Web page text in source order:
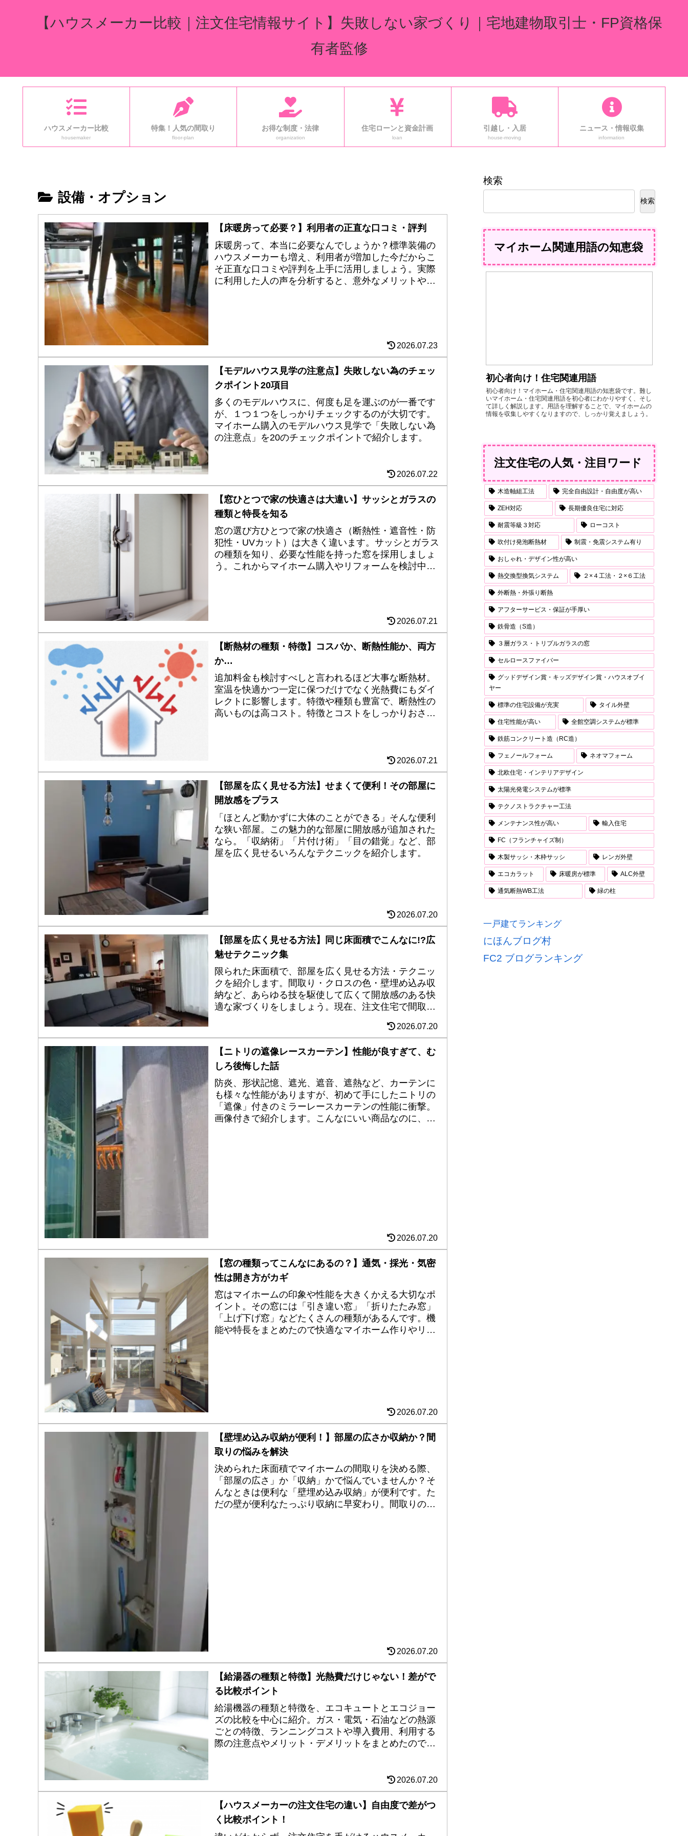
【ハウスメーカー比較｜注文住宅情報サイト】失敗しない家づくり｜宅地建物取引士・FP資格保
有者監修
ハウスメーカー比較
housemaker
特集！人気の間取り
floor-plan
お得な制度・法律
organization
住宅ローンと資金計画
loan
引越し・入居
house-moving
ニュース・情報収集
information
設備・オプション
【床暖房って必要？】利用者の正直な口コミ・評判
床暖房って、本当に必要なんでしょうか？標準装備の
ハウスメーカーも増え、利用者が増加した今だからこ
そ正直な口コミや評判を上手に活用しましょう。実際
に利用した人の声を分析すると、意外なメリットやデ
2026.07.23
【モデルハウス見学の注意点】失敗しない為のチェッ
クポイント20項目
多くのモデルハウスに、何度も足を運ぶのが一番です
が、１つ１つをしっかりチェックするのが大切です。
マイホーム購入のモデルハウス見学で「失敗しない為
の注意点」を20のチェックポイントで紹介します。
2026.07.22
【窓ひとつで家の快適さは大違い】サッシとガラスの
種類と特長を知る
窓の選び方ひとつで家の快適さ（断熱性・遮音性・防
犯性・UVカット）は大きく違います。サッシとガラス
の種類を知り、必要な性能を持った窓を採用しましょ
う。これからマイホーム購入やリフォームを検討中の
2026.07.21
【断熱材の種類・特徴】コスパか、断熱性能か、両方
か…
追加料金も検討すべしと言われるほど大事な断熱材。
室温を快適かつ一定に保つだけでなく光熱費にもダイ
レクトに影響します。特徴や種類も豊富で、断熱性の
高いものは高コスト。特徴とコストをしっかりおさえ
2026.07.21
【部屋を広く見せる方法】せまくて便利！その部屋に
開放感をプラス
「ほとんど動かずに大体のことができる」そんな便利
な狭い部屋。この魅力的な部屋に開放感が追加された
なら。「収納術」「片付け術」「目の錯覚」など、部
屋を広く見せるいろんなテクニックを紹介します。
2026.07.20
【部屋を広く見せる方法】同じ床面積でこんなに!?広
魅せテクニック集
限られた床面積で、部屋を広く見せる方法・テクニッ
クを紹介します。間取り・クロスの色・壁埋め込み収
納など、あらゆる技を駆使して広くて開放感のある快
適な家づくりをしましょう。現在、注文住宅で間取り
2026.07.20
【ニトリの遮像レースカーテン】性能が良すぎて、む
しろ後悔した話
防炎、形状記憶、遮光、遮音、遮熱など、カーテンに
も様々な性能がありますが、初めて手にしたニトリの
「遮像」付きのミラーレースカーテンの性能に衝撃。
画像付きで紹介します。こんなにいい商品なのに、な
2026.07.20
【窓の種類ってこんなにあるの？】通気・採光・気密
性は開き方がカギ
窓はマイホームの印象や性能を大きくかえる大切なポ
イント。その窓には「引き違い窓」「折りたたみ窓」
「上げ下げ窓」などたくさんの種類があるんです。機
能や特長をまとめたので快適なマイホーム作りやリフ
2026.07.20
【壁埋め込み収納が便利！】部屋の広さか収納か？間
取りの悩みを解決
決められた床面積でマイホームの間取りを決める際、
「部屋の広さ」か「収納」かで悩んでいませんか？そ
んなときは便利な「壁埋め込み収納」が便利です。た
だの壁が便利なたっぷり収納に早変わり。間取りの悩
2026.07.20
【給湯器の種類と特徴】光熱費だけじゃない！差がで
る比較ポイント
給湯機器の種類と特徴を、エコキュートとエコジョー
ズの比較を中心に紹介。ガス・電気・石油などの熱源
ごとの特徴、ランニングコストや導入費用、利用する
際の注意点やメリット・デメリットをまとめたので、
2026.07.20
【ハウスメーカーの注文住宅の違い】自由度で差がつ
く比較ポイント！
検索
検索
マイホーム関連用語の知恵袋
初心者向け！住宅関連用語
初心者向け！マイホーム・住宅関連用語の知恵袋です。難し
いマイホーム・住宅関連用語を初心者にわかりやすく、そし
て詳しく解説します。用語を理解することで、マイホームの
情報を収集しやすくなりますので、しっかり覚えましょう。
注文住宅の人気・注目ワード
木造軸組工法 完全自由設計・自由度が高い
ZEH対応 長期優良住宅に対応
耐震等級３対応 ローコスト
吹付け発泡断熱材 制震・免震システム有り
おしゃれ・デザイン性が高い
熱交換型換気システム ２×４工法・２×６工法
外断熱・外張り断熱
アフターサービス・保証が手厚い
鉄骨造（S造）
３層ガラス・トリプルガラスの窓
セルロースファイバー
グッドデザイン賞・キッズデザイン賞・ハウスオブイ
ヤー
標準の住宅設備が充実 タイル外壁
住宅性能が高い 全館空調システムが標準
鉄筋コンクリート造（RC造）
フェノールフォーム ネオマフォーム
北欧住宅・インテリアデザイン
太陽光発電システムが標準
テクノストラクチャー工法
メンテナンス性が高い 輸入住宅
FC（フランチャイズ制）
木製サッシ・木枠サッシ レンガ外壁
エコカラット 床暖房が標準 ALC外壁
通気断熱WB工法 緑の柱
一戸建てランキング
にほんブログ村
FC2 ブログランキング